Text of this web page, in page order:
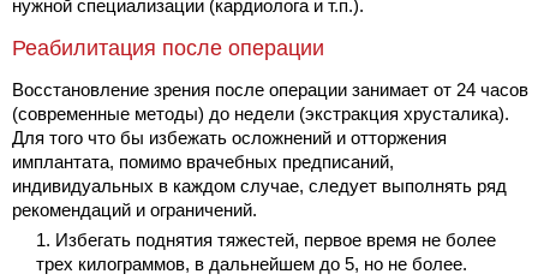
нужной специализации (кардиолога и т.п.).
Реабилитация после операции
Восстановление зрения после операции занимает от 24 часов
(современные методы) до недели (экстракция хрусталика).
Для того что бы избежать осложнений и отторжения
имплантата, помимо врачебных предписаний,
индивидуальных в каждом случае, следует выполнять ряд
рекомендаций и ограничений.
Избегать поднятия тяжестей, первое время не более
трех килограммов, в дальнейшем до 5, но не более.